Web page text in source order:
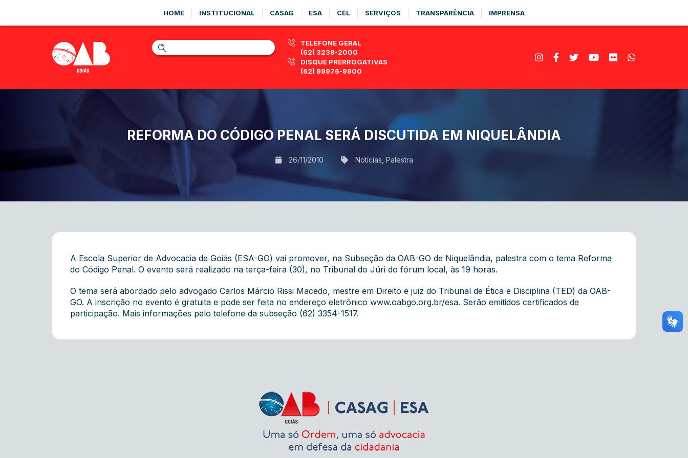
HOME INSTITUCIONAL CASAG ESA CEL SERVIÇOS TRANSPARÊNCIA IMPRENSA
TELEFONE GERAL
(62) 3238-2000
DISQUE PRERROGATIVAS
(62) 99976-9900
REFORMA DO CÓDIGO PENAL SERÁ DISCUTIDA EM NIQUELÂNDIA
26/11/2010 Notícias Palestra
A Escola Superior de Advocacia de Goiás (ESA-GO) vai promover, na Subseção da OAB-GO de Niquelândia, palestra com o tema Reforma
do Código Penal. O evento será realizado na terça-feira (30), no Tribunal do Júri do fórum local, às 19 horas.
O tema será abordado pelo advogado Carlos Márcio Rissi Macedo, mestre em Direito e juiz do Tribunal de Ética e Disciplina (TED) da OAB-
GO. A inscrição no evento é gratuita e pode ser feita no endereço eletrônico www.oabgo.org.br/esa. Serão emitidos certificados de
participação. Mais informações pelo telefone da subseção (62) 3354-1517.